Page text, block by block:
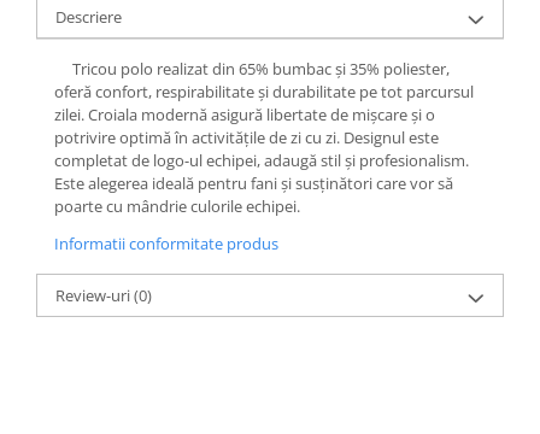
Descriere
Tricou polo realizat din 65% bumbac și 35% poliester,
oferă confort, respirabilitate și durabilitate pe tot parcursul
zilei. Croiala modernă asigură libertate de mișcare și o
potrivire optimă în activitățile de zi cu zi. Designul este
completat de logo-ul echipei, adaugă stil și profesionalism.
Este alegerea ideală pentru fani și susținători care vor să
poarte cu mândrie culorile echipei.
Informatii conformitate produs
Review-uri(0)